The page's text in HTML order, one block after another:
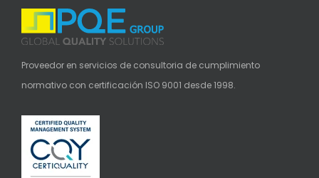
Proveedor en servicios de consultoria de cumplimiento
normativo con certificación ISO 9001 desde 1998.